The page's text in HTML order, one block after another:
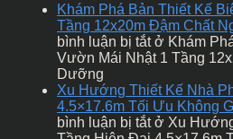
Khám Phá Bản Thiết Kế
Tầng 12x20m Đậm Chất
bình luận bị tắtở Khám
Vườn Mái Nhật 1 Tầng
Dưỡng
Xu Hướng Thiết Kế Nhà
4.5×17.6m Tối Ưu Không
bình luận bị tắtở Xu